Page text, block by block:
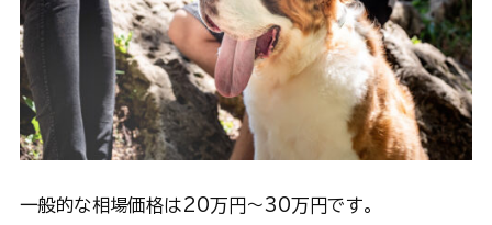
一般的な相場価格は20万円〜30万円です。